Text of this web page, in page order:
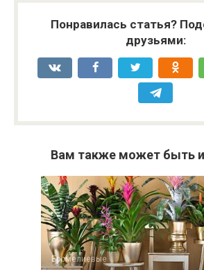
Понравилась статья?
друзьями:
Вам также может быть
Бромелиевые